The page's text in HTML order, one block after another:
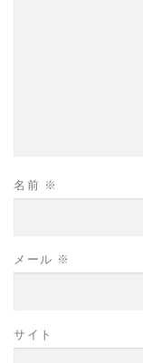
名前 ※
メール ※
サイト